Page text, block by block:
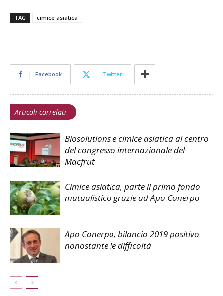
TAG cimice asiatica
Facebook Twitter
Articoli correlati
Biosolutions e cimice asiatica al centro
del congresso internazionale del
Macfrut
Cimice asiatica, parte il primo fondo
mutualistico grazie ad Apo Conerpo
Apo Conerpo, bilancio 2019 positivo
nonostante le difficoltà